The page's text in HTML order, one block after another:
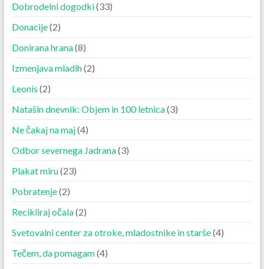
Dobrodelni dogodki(33)
Donacije(2)
Donirana hrana(8)
Izmenjava mladih(2)
Leonis (2)
Natašin dnevnik: Objem in 100 letnica(3)
Ne čakaj na maj(4)
Odbor severnega Jadrana(3)
Plakat miru(23)
Pobratenje(2)
Recikliraj očala(2)
Svetovalni center za otroke, mladostnike in starše(4)
Tečem, da pomagam(4)